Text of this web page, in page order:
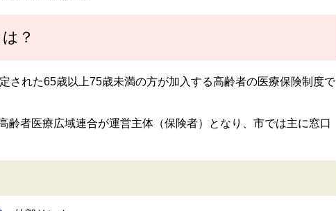
？
された65歳以上75歳未満の方が加入する高齢者の医療保険制度で
齢者医療広域連合が運営主体（保険者）となり、市では主に窓口